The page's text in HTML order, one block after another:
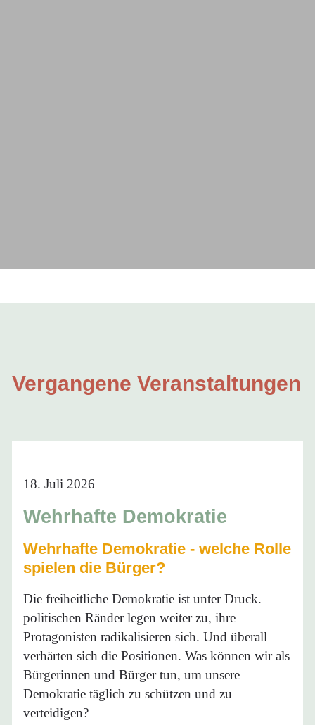
Vergangene Veranstaltungen
18. Juli 2026
Wehrhafte Demokratie
Wehrhafte Demokratie - welche Rolle
spielen die Bürger?
Die freiheitliche Demokratie ist unter Druck.
politischen Ränder legen weiter zu, ihre
Protagonisten radikalisieren sich. Und überall
verhärten sich die Positionen. Was können wir als
Bürgerinnen und Bürger tun, um unsere
Demokratie täglich zu schützen und zu
verteidigen?